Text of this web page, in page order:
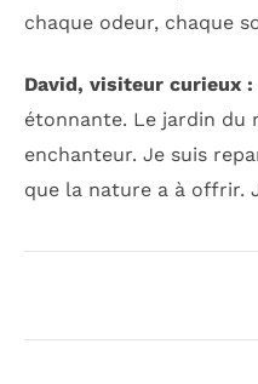
chaque odeur, chaque
David, visiteur curieux :
étonnante. Le jardin du
enchanteur. Je suis
que la nature a à offrir.